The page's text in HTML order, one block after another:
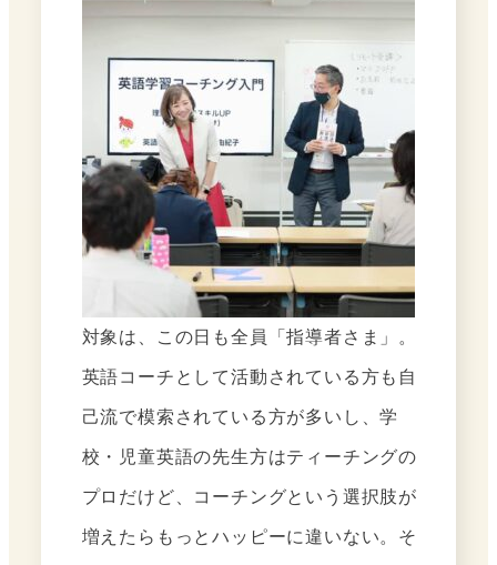
対象は、この日も全員「指導者さま」。
英語コーチとして活動されている方も自
己流で模索されている方が多いし、学
校・児童英語の先生方はティーチングの
プロだけど、コーチングという選択肢が
増えたらもっとハッピーに違いない。そ